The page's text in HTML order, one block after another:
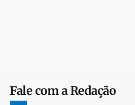
Fale com a Redação